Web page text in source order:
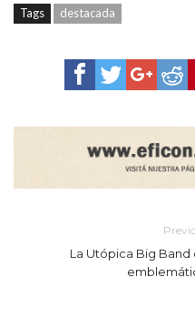
Tags destacada
La Utópica Big Band